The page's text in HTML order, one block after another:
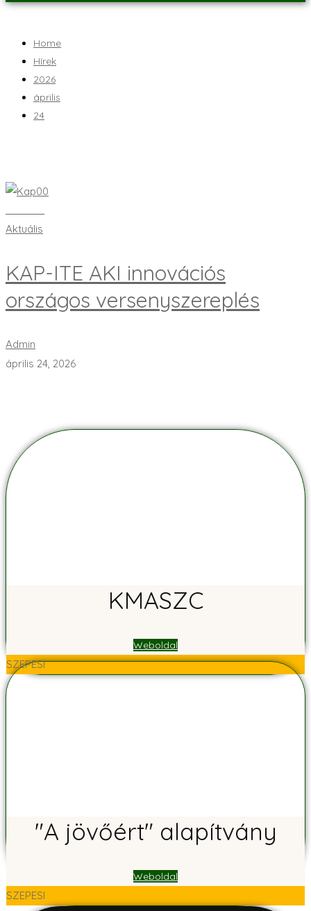
Home
Hírek
2026
április
24
Aktuális
KAP-ITE AKI innovációs
országos versenyszereplés
Admin
április 24, 2026
KMASZC
Weboldal
SZEPESI
"A jövőért" alapítvány
Weboldal
SZEPESI